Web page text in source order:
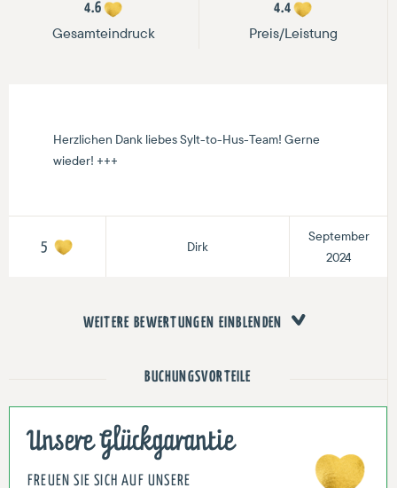
4.6
Gesamteindruck
4.4
Preis/Leistung
Herzlichen Dank liebes Sylt-to-Hus-Team! Gerne
wieder! +++
5 Dirk
September
2024
WEITERE BEWERTUNGEN EINBLENDEN
BUCHUNGSVORTEILE
Unsere Glückgarantie
FREUEN SIE SICH AUF UNSERE